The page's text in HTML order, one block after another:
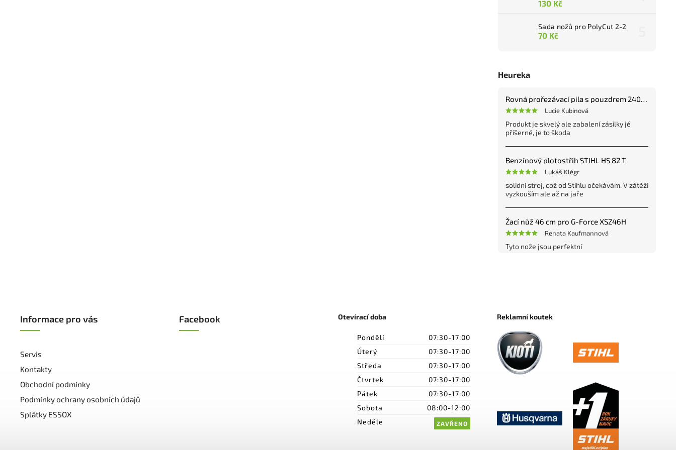
130 Kč
Sada nožů pro PolyCut 2-2
70 Kč
Heureka
Rovná prořezávací pila s pouzdrem 240 mm
Lucie Kubinová
Produkt je skvelý ale zabalení zásilky jé
příšerné, je to škoda
Benzínový plotostřih STIHL HS 82 T
Lukáš Klégr
solidní stroj, což od Stihlu očekávám. V zátěži
vyzkouším ale až na jaře
Žací nůž 46 cm pro G-Force XSZ46H
Renata Kaufmannová
Tyto nože jsou perfektní
Informace pro vás
Servis
Kontakty
Obchodní podmínky
Podmínky ochrany osobních údajů
Splátky ESSOX
Facebook Otevírací doba
Pondělí
07:30-17:00
Úterý
07:30-17:00
Středa
07:30-17:00
Čtvrtek
07:30-17:00
Pátek
07:30-17:00
Sobota
08:00-12:00
Neděle
ZAVŘENO
Reklamní koutek